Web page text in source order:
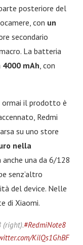
posteriore del
con un
secondario
La batteria
4000 mAh, con
ormai il prodotto è
Redmi
su uno store
nella
anche una da 6/128
senz’altro
del device. Nelle
di Xiaomi.
(right).#RedmiNote8
KilQs1GhBF